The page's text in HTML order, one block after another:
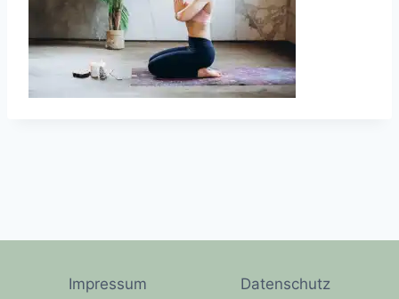
Impressum
Datenschutz